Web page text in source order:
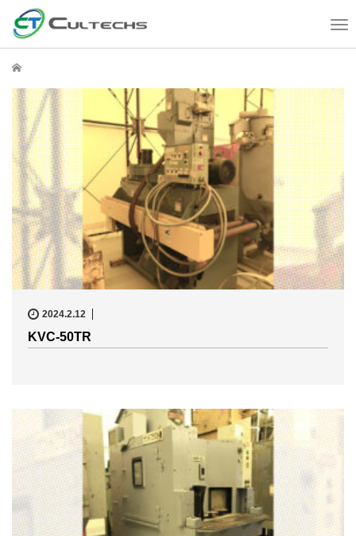
T
l
a
g
a
t
i
o
n
ホーム
2024.2.12
KVC-50TR